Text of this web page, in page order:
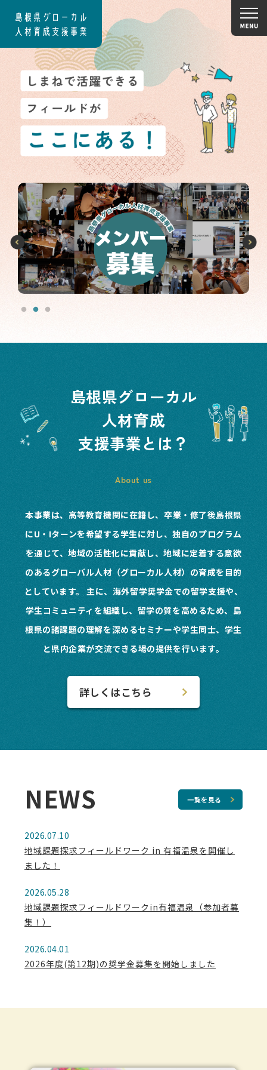
島根県グローカル
人材育成
支援事業とは？
About us
本事業は、高等教育機関に在籍し、卒業・修了後島根県
にU・Iターンを希望する学生に対し、独自のプログラム
を通じて、地域の活性化に貢献し、地域に定着する意欲
のあるグローバル人材（グローカル人材）の育成を目的
としています。
主に、海外留学奨学金での留学支援や、
学生コミュニティを組織し、留学の質を高めるため、島
根県の諸課題の理解を深めるセミナーや学生同士、学生
と県内企業が交流できる場の提供を行います。
詳しくはこちら
NEWS 一覧を見る
2026.07.10
地域課題探求フィールドワーク in 有福温泉を開催し
ました！
2026.05.28
地域課題探求フィールドワークin有福温泉（参加者募
集！）
2026.04.01
2026年度(第12期)の奨学金募集を開始しました